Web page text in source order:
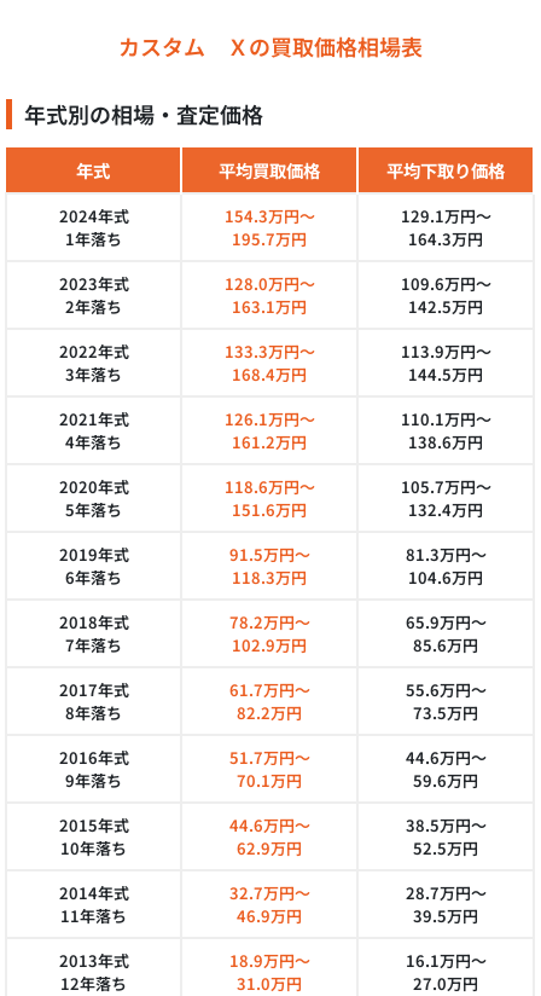
カスタム Ｘの買取価格相場表
年式別の相場・査定価格
年式 平均買取価格 平均下取り価格
2024年式
1年落ち
154.3万円～
195.7万円
129.1万円～
164.3万円
2023年式
2年落ち
128.0万円～
163.1万円
109.6万円～
142.5万円
2022年式
3年落ち
133.3万円～
168.4万円
113.9万円～
144.5万円
2021年式
4年落ち
126.1万円～
161.2万円
110.1万円～
138.6万円
2020年式
5年落ち
118.6万円～
151.6万円
105.7万円～
132.4万円
2019年式
6年落ち
91.5万円～
118.3万円
81.3万円～
104.6万円
2018年式
7年落ち
78.2万円～
102.9万円
65.9万円～
85.6万円
2017年式
8年落ち
61.7万円～
82.2万円
55.6万円～
73.5万円
2016年式
9年落ち
51.7万円～
70.1万円
44.6万円～
59.6万円
2015年式
10年落ち
44.6万円～
62.9万円
38.5万円～
52.5万円
2014年式
11年落ち
32.7万円～
46.9万円
28.7万円～
39.5万円
2013年式
12年落ち
18.9万円～
31.0万円
16.1万円～
27.0万円